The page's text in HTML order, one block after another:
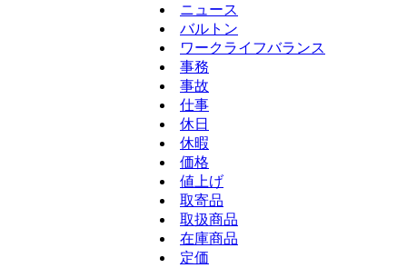
ニュース
バルトン
ワークライフバランス
事務
事故
仕事
休日
休暇
価格
値上げ
取寄品
取扱商品
在庫商品
定価